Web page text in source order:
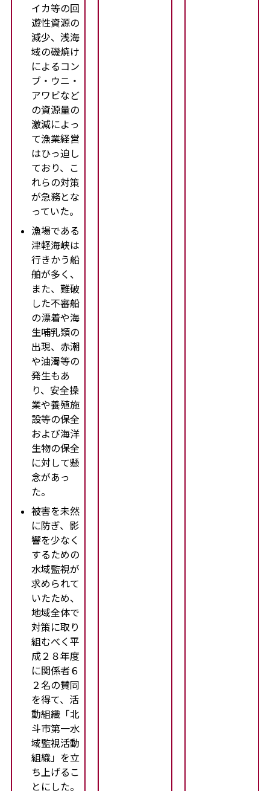
イカ等の回
遊性資源の
減少、浅海
域の磯焼け
によるコン
ブ・ウニ・
アワビなど
の資源量の
激減によっ
て漁業経営
はひっ迫し
ており、こ
れらの対策
が急務とな
っていた。
漁場である
津軽海峡は
行きかう船
舶が多く、
また、難破
した不審船
の漂着や海
生哺乳類の
出現、赤潮
や油濁等の
発生もあ
り、安全操
業や養殖施
設等の保全
および海洋
生物の保全
に対して懸
念があっ
た。
被害を未然
に防ぎ、影
響を少なく
するための
水域監視が
求められて
いたため、
地域全体で
対策に取り
組むべく平
成２８年度
に関係者６
２名の賛同
を得て、活
動組織「北
斗市第一水
域監視活動
組織」を立
ち上げるこ
とにした。